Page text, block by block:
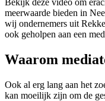
Bekijk deze video om
meerwaarde bieden in
wij ondernemers uit
ook geholpen aan een
Waarom
Ook al erg lang aan het
kan moeilijk zijn om de